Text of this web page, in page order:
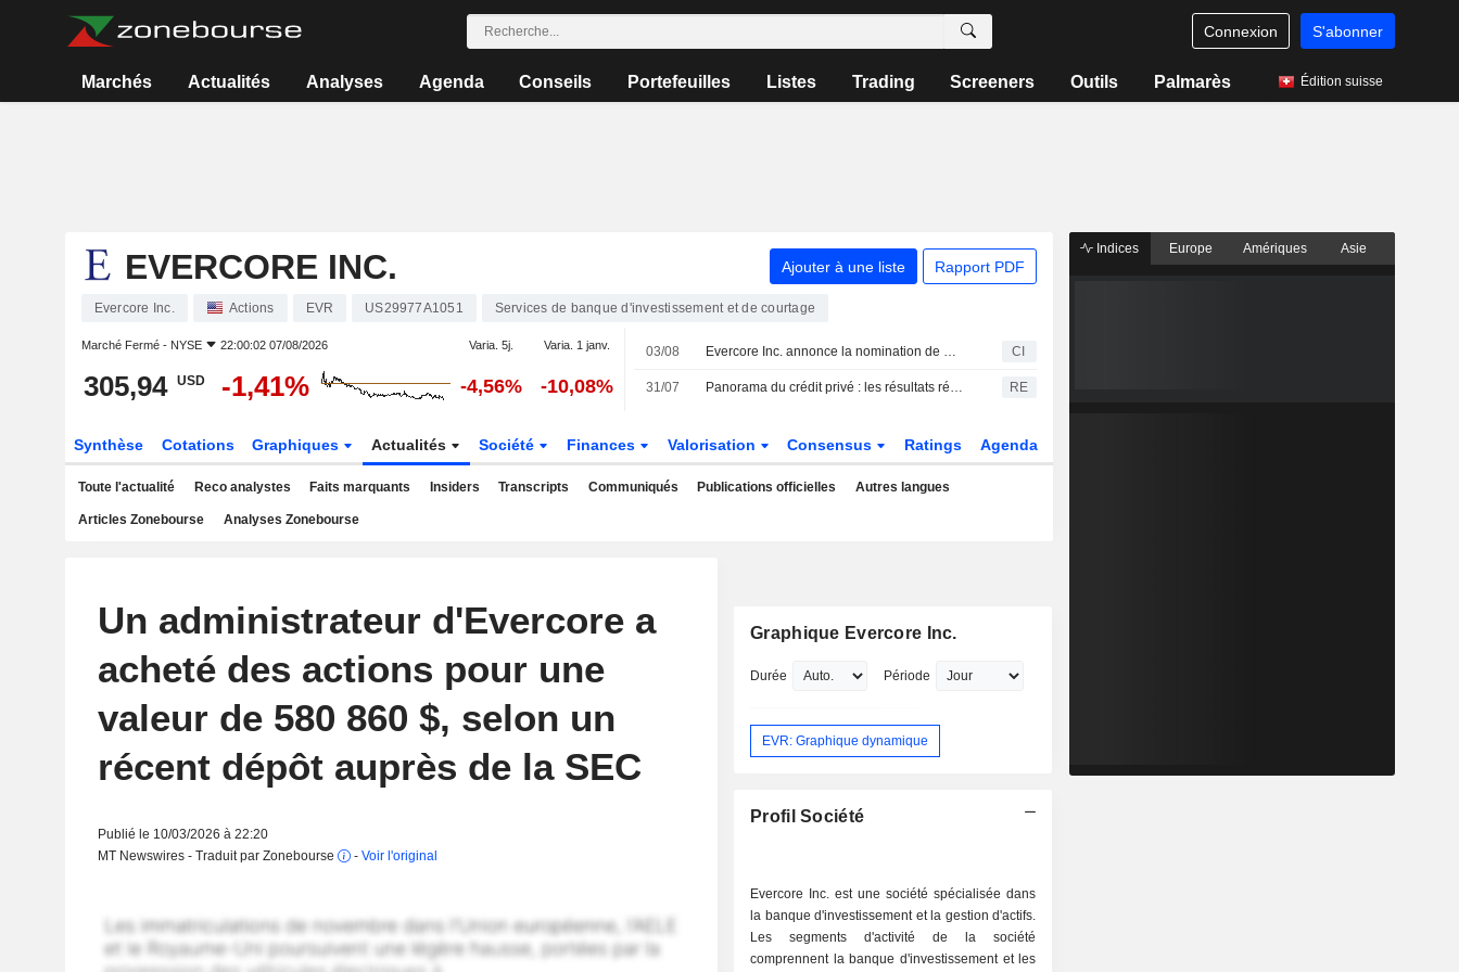
Connexion S'abonner
Marchés Actualités Analyses Agenda Conseils Portefeuilles Listes Trading Screeners Outils Palmarès Édition suisse
EVERCORE INC. Ajouter à une liste Rapport PDF
Evercore Inc. Actions EVR US29977A1051 Services de banque d'investissement et de courtage
Marché Fermé - NYSE 22:00:02 07/08/2026 Varia. 5j. Varia. 1 janv.
305,94 USD -1,41% -4,56% -10,08%
03/08 Evercore Inc. annonce la nomination de Dylan Tornay au poste de Senior Managing Director au sein du groupe Equity Capital Markets CI
31/07 Panorama du crédit privé : les résultats résistent face à la hausse des défauts et des rachats RE
Synthèse Cotations Graphiques Actualités Société Finances Valorisation Consensus Ratings Agenda
Toute l'actualité Reco analystes Faits marquants Insiders Transcripts Communiqués Publications officielles Autres langues
Articles Zonebourse Analyses Zonebourse
Un administrateur d'Evercore a
acheté des actions pour une
valeur de 580 860 $, selon un
récent dépôt auprès de la SEC
Publié le 10/03/2026 à 22:20
MT Newswires - Traduit par Zonebourse
- Voir l'original
Graphique Evercore Inc.
Durée Période
EVR: Graphique dynamique
Profil Société
Evercore Inc. est une société spécialisée dans
la banque d'investissement et la gestion d'actifs.
Les segments d'activité de la société
comprennent la banque d'investissement et les
Indices Europe Amériques Asie